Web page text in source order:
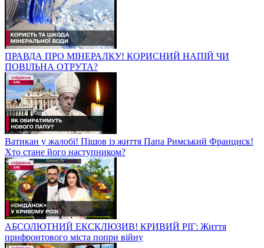
ПРАВДА ПРО МІНЕРАЛКУ! КОРИСНИЙ НАПІЙ ЧИ
ПОВІЛЬНА ОТРУТА?
Ватикан у жалобі! Пішов із життя Папа Римський Франциск!
Хто стане його наступником?
АБСОЛЮТНИЙ ЕКСКЛЮЗИВ! КРИВИЙ РІГ: Життя
прифронтового міста попри війну